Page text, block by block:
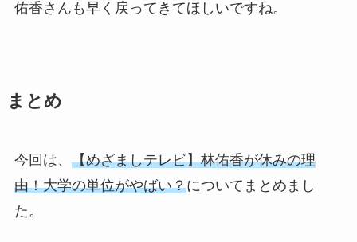
佑香さんも早く戻ってきてほしいですね。
まとめ
今回は、 【めざましテレビ】林佑香が休みの理
由！大学の単位がやばい？についてまとめまし
た。